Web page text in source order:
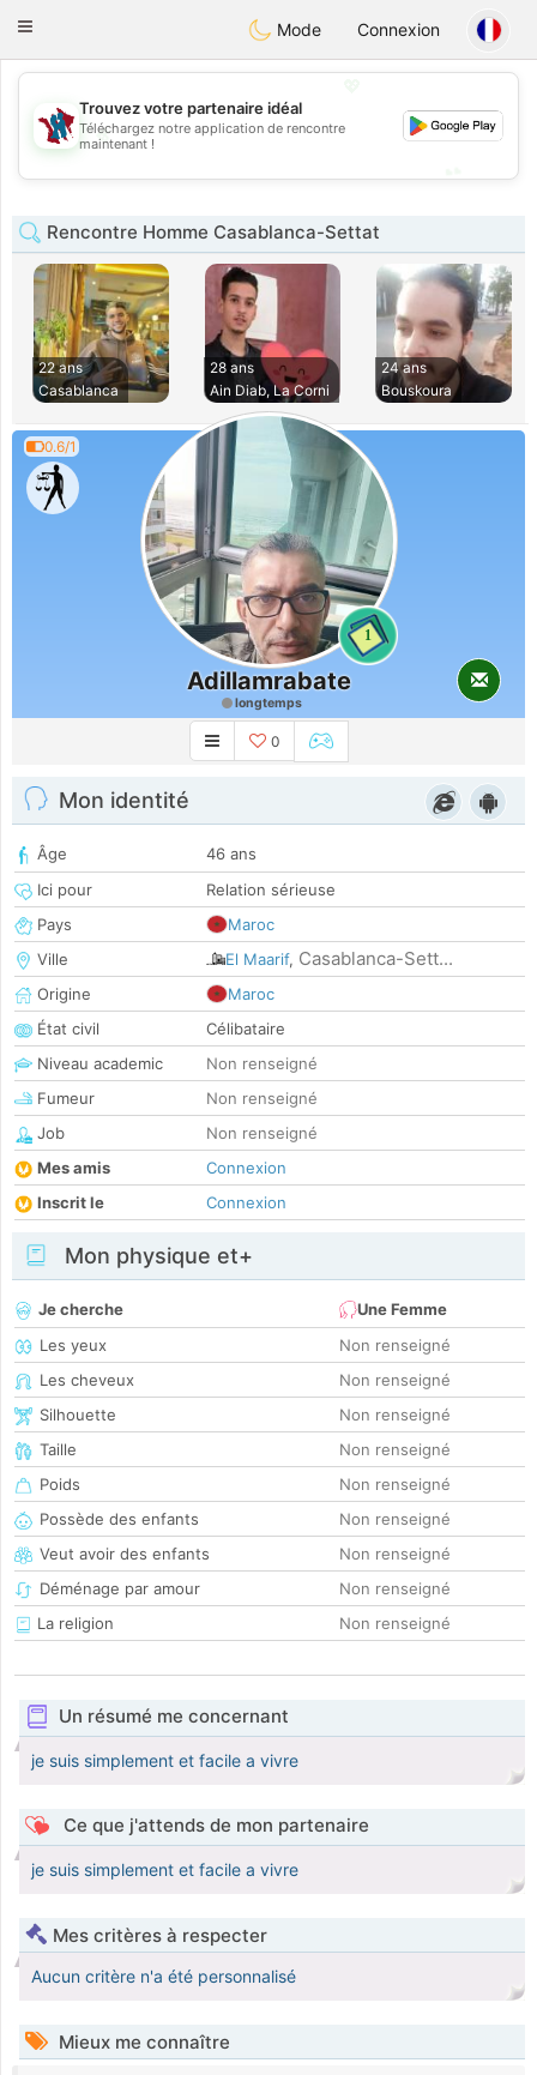
Taimerais
Toggle
Mode Connexion
💖
💕
Trouvez votre partenaire idéal
Téléchargez notre application de rencontre
maintenant !
Rencontre Homme Casablanca-Settat
22 ans
Casablanca
28 ans
Ain Diab, La Corni
24 ans
Bouskoura
0.6/1
1
Adillamrabate
longtemps
0
Mon identité
Âge
46 ans
Ici pour
Relation sérieuse
Pays
Maroc
Ville
El Maarif, Casablanca-Sett...
Origine
Maroc
État civil
Célibataire
Niveau academic
Non renseigné
Fumeur
Non renseigné
Job
Non renseigné
Mes amis
Connexion
Inscrit le
Connexion
Mon physique et+
Je cherche
Une Femme
Les yeux
Non renseigné
Les cheveux
Non renseigné
Silhouette
Non renseigné
Taille
Non renseigné
Poids
Non renseigné
Possède des enfants
Non renseigné
Veut avoir des enfants
Non renseigné
Déménage par amour
Non renseigné
La religion
Non renseigné
Un résumé me concernant
je suis simplement et facile a vivre
Ce que j'attends de mon partenaire
je suis simplement et facile a vivre
Mes critères à respecter
Aucun critère n'a été personnalisé
Mieux me connaître